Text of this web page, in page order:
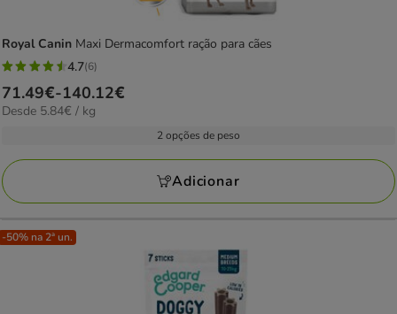
Royal Canin Maxi Dermacomfort ração para cães
4.7
estrelas
com
avaliações
4.7(6)
Preço
de
140.12€
71.49€-140.12€
5.84€
Desde 5.84€ / kg
2 opções de peso
Adicionar
-50% na 2ª un.